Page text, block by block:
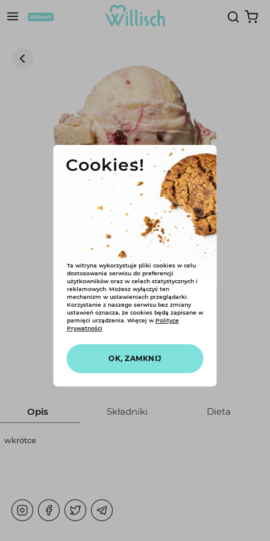
Ciasto wiśniowe
Opis Składniki Dieta
wkrótce
Cookies!
Ta witryna wykorzystuje pliki cookies w celu
dostosowania serwisu do preferencji
użytkowników oraz w celach statystycznych i
reklamowych. Możesz wyłączyć ten
mechanizm w ustawieniach przeglądarki.
Korzystanie z naszego serwisu bez zmiany
ustawień oznacza, że cookies będą zapisane w
pamięci urządzenia. Więcej wPolityce
Prywatności
OK, ZAMKNIJ